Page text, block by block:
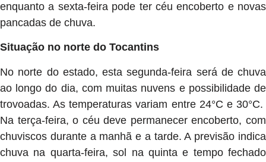
enquanto a sexta-feira pode ter céu encoberto e novas
pancadas de chuva.
Situação no norte do Tocantins
No norte do estado, esta segunda-feira será de chuva
ao longo do dia, com muitas nuvens e possibilidade de
trovoadas. As temperaturas variam entre 24°C e 30°C.
Na terça-feira, o céu deve permanecer encoberto, com
chuviscos durante a manhã e a tarde. A previsão indica
chuva na quarta-feira, sol na quinta e tempo fechado